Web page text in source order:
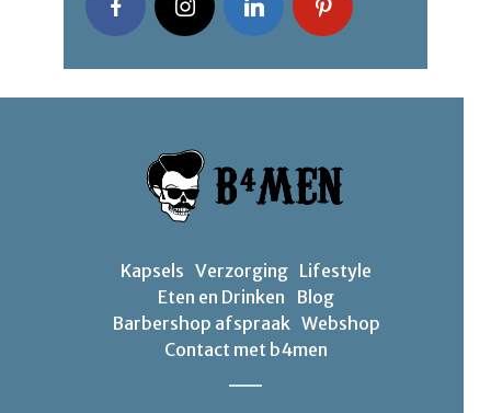
Kapsels Verzorging Lifestyle
Eten en Drinken
Blog
Barbershop afspraak Webshop
Contact met b4men